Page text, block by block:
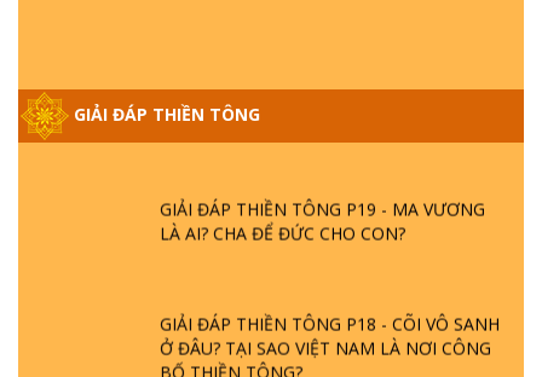
GIẢI ĐÁP THIỀN TÔNG
- BÁC NGUYỄN NHÂN LÀ AI? PHIỀN NÃO
DO ĐÂU MÀ CÓ?
LÀ AI? CHA ĐỂ ĐỨC CHO CON?
Ở ĐÂU? TẠI SAO VIỆT NAM LÀ NƠI CÔNG
BỐ THIỀN TÔNG?